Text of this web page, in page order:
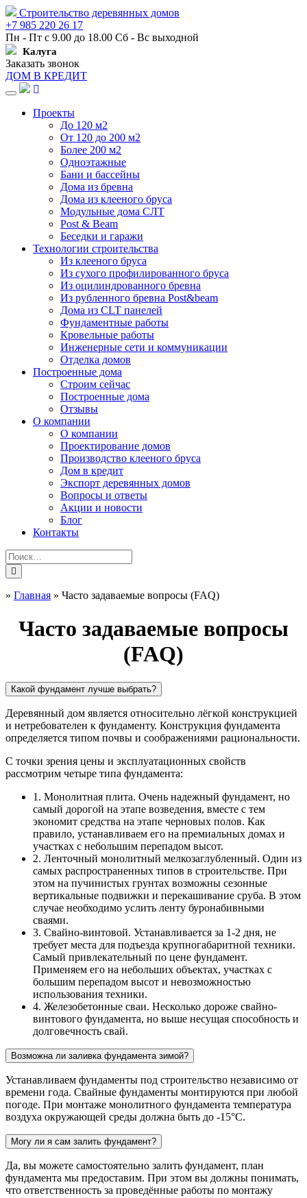
Строительство деревянных домов
+7 985 220 26 17
Пн - Пт с 9.00 до 18.00 Сб - Вс выходной
Калуга
Заказать звонок
ДОМ В КРЕДИТ
Навигация
Проекты
До 120 м2
От 120 до 200 м2
Более 200 м2
Одноэтажные
Бани и бассейны
Дома из бревна
Дома из клееного бруса
Модульные дома СЛТ
Post & Beam
Беседки и гаражи
Технологии строительства
Из клееного бруса
Из сухого профилированного бруса
Из оцилиндрованного бревна
Из рубленного бревна Post&beam
Дома из CLT панелей
Фундаментные работы
Кровельные работы
Инженерные сети и коммуникации
Отделка домов
Построенные дома
Строим сейчас
Построенные дома
Отзывы
О компании
О компании
Проектирование домов
Производство клееного бруса
Дом в кредит
Экспорт деревянных домов
Вопросы и ответы
Акции и новости
Блог
Контакты
» Главная » Часто задаваемые вопросы (FAQ)
Часто задаваемые вопросы
(FAQ)
Какой фундамент лучше выбрать?
Деревянный дом является относительно лёгкой конструкцией
и нетребователен к фундаменту. Конструкция фундамента
определяется типом почвы и соображениями рациональности.
С точки зрения цены и эксплуатационных свойств
рассмотрим четыре типа фундамента:
1. Монолитная плита. Очень надежный фундамент, но
самый дорогой на этапе возведения, вместе с тем
экономит средства на этапе черновых полов. Как
правило, устанавливаем его на премиальных домах и
участках с небольшим перепадом высот.
2. Ленточный монолитный мелкозаглубленный. Один из
самых распространенных типов в строительстве. При
этом на пучинистых грунтах возможны сезонные
вертикальные подвижки и перекашивание сруба. В этом
случае необходимо услить ленту буронабивными
сваями.
3. Свайно-винтовой. Устанавливается за 1-2 дня, не
требует места для подъезда крупногабаритной техники.
Самый привлекательный по цене фундамент.
Применяем его на небольших объектах, участках с
большим перепадом высот и невозможностью
использования техники.
4. Железобетонные сваи. Несколько дороже свайно-
винтового фундамента, но выше несущая способность и
долговечность свай.
Возможна ли заливка фундамента зимой?
Устанавливаем фундаменты под строительство независимо от
времени года. Свайные фундаменты монтируются при любой
погоде. При монтаже монолитного фундамента температура
воздуха окружающей среды должна быть до -15°С.
Могу ли я сам залить фундамент?
Да, вы можете самостоятельно залить фундамент, план
фундамента мы предоставим. При этом вы должны понимать,
что ответственность за проведённые работы по монтажу